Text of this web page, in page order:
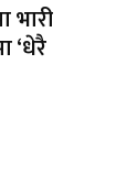
‘धेरै